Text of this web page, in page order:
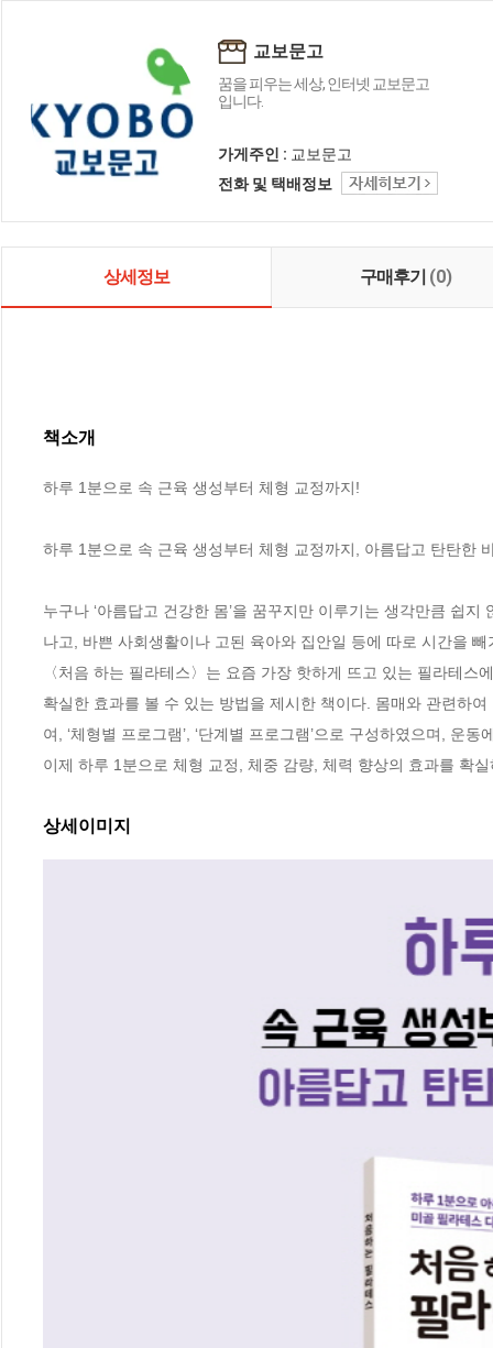
교보문고
꿈을 피우는 세상, 인터넷 교보문고
입니다.
가게주인 : 교보문고
전화 및 택배정보
상세정보 구매후기 (0)
책소개
하루 1분으로 속 근육 생성부터 체형 교정까지!
하루 1분으로 속 근육 생성부터 체형 교정까지, 아름답고 탄탄한
누구나 ‘아름답고 건강한 몸’을 꿈꾸지만 이루기는 생각만큼 쉽
나고, 바쁜 사회생활이나 고된 육아와 집안일 등에 따로 시간을
〈처음 하는 필라테스〉는 요즘 가장 핫하게 뜨고 있는 필라테
확실한 효과를 볼 수 있는 방법을 제시한 책이다. 몸매와 관련하
여, ‘체형별 프로그램’, ‘단계별 프로그램’으로 구성하였으며, 운
이제 하루 1분으로 체형 교정, 체중 감량, 체력 향상의 효과를 확
상세이미지